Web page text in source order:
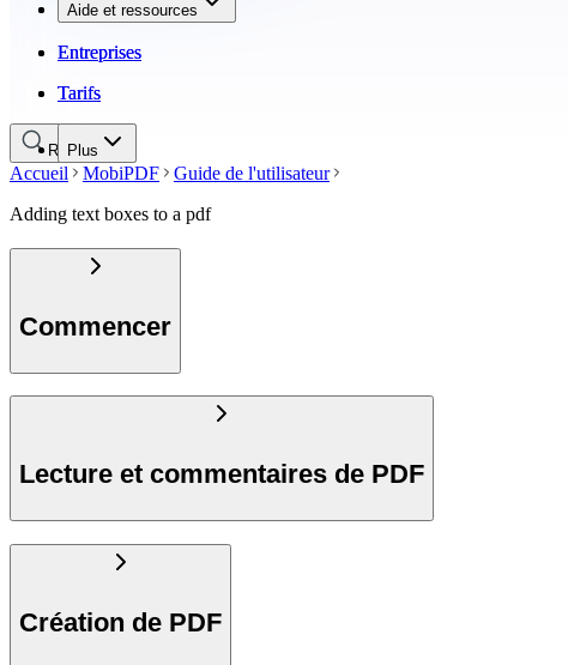
Aide et ressources
Entreprises
Tarifs
Plus
Aide et ressources
Entreprises
Tarifs
Rechercher
Accueil MobiPDF
Guide de l'utilisateur
Adding text boxes to a pdf
Commencer
Lecture et commentaires de PDF
Création de PDF